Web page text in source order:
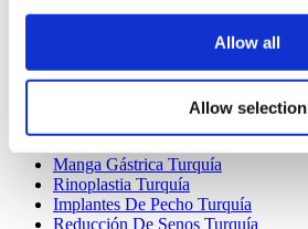
Allow all
Allow selection
Mexico Clínicas
Hungary Clínicas
Manga Gástrica Turquía
Rinoplastia Turquía
Implantes De Pecho Turquía
Reducción De Senos Turquía